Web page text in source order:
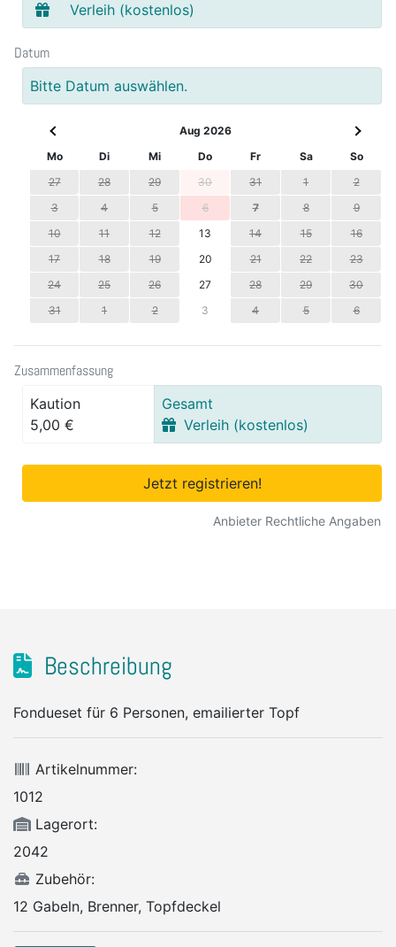
Verleih (kostenlos)
Datum
Bitte Datum auswählen.
Aug 2026
Mo
Di Mi Do Fr Sa
So
27
28 29 30 31 1
2
3
4 5 6 7 8
9
10
11 12 13 14 15
16
17
18 19 20 21 22
23
24
25 26 27 28 29
30
31
1 2 3 4 5 6
Zusammenfassung
Kaution
5,00 €
Gesamt
Verleih (kostenlos)
Jetzt registrieren!
Anbieter Rechtliche Angaben
Beschreibung
Fondueset für 6 Personen, emailierter Topf
Artikelnummer:
1012
Lagerort:
2042
Zubehör:
12 Gabeln, Brenner, Topfdeckel